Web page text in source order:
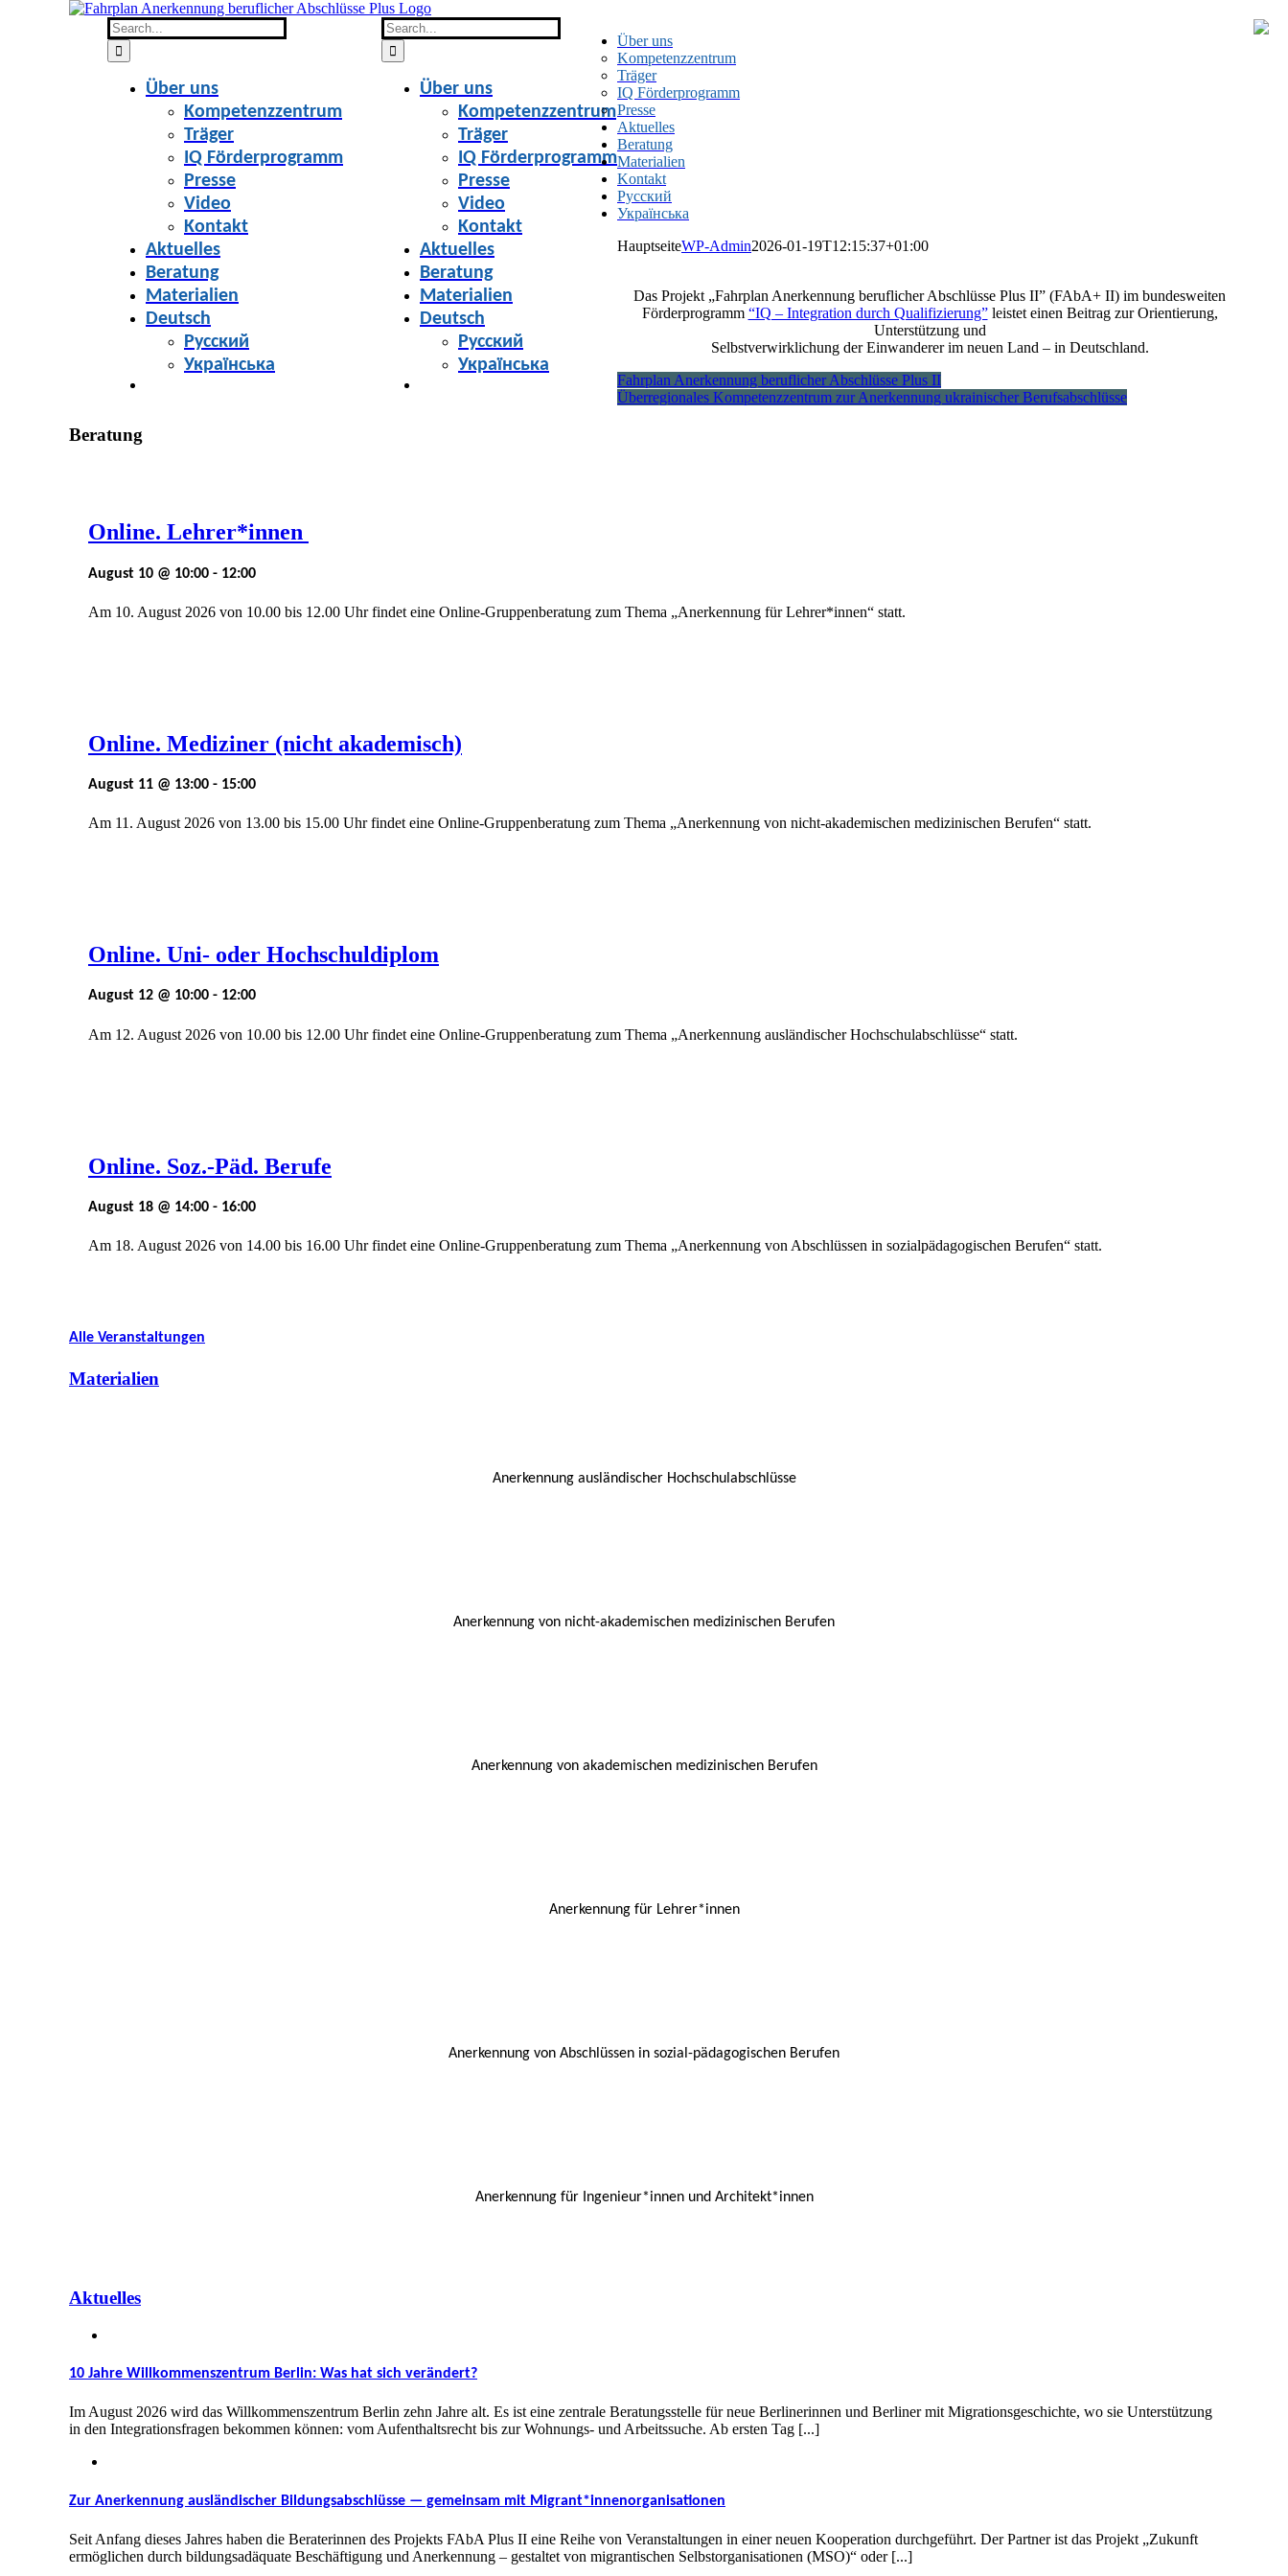
Skip
content
Search
for:
Über uns
Kompetenzzentrum
Träger
IQ Förderprogramm
Presse
Video
Kontakt
Aktuelles
Beratung
Materialien
Deutsch
Русский
Українська
Search
for:
Über uns
Kompetenzzentrum
Träger
IQ Förderprogramm
Presse
Video
Kontakt
Aktuelles
Beratung
Materialien
Deutsch
Русский
Українська
Über uns
Kompetenzzentrum
Träger
IQ Förderprogramm
Presse
Aktuelles
Beratung
Materialien
Kontakt
Русский
Українська
HauptseiteWP-Admin2026-01-19T12:15:37+01:00
Das Projekt „Fahrplan Anerkennung beruflicher Abschlüsse Plus II” (FAbA+ II) im bundesweiten
Förderprogramm “IQ – Integration durch Qualifizierung”leistet einen Beitrag zur Orientierung,
Unterstützung und
Selbstverwirklichung der Einwanderer im neuen Land – in Deutschland.
Fahrplan Anerkennung beruflicher Abschlüsse Plus II
Überregionales Kompetenzzentrum zur Anerkennung ukrainischer Berufsabschlüsse
Beratung
Online. Lehrer*innen
August 10 @ 10:00 - 12:00
Am 10. August 2026 von 10.00 bis 12.00 Uhr findet eine Online-Gruppenberatung zum Thema „Anerkennung für Lehrer*innen“ statt.
Online. Mediziner (nicht akademisch)
August 11 @ 13:00 - 15:00
Am 11. August 2026 von 13.00 bis 15.00 Uhr findet eine Online-Gruppenberatung zum Thema „Anerkennung von nicht-akademischen medizinischen Berufen“ statt.
Online. Uni- oder Hochschuldiplom
August 12 @ 10:00 - 12:00
Am 12. August 2026 von 10.00 bis 12.00 Uhr findet eine Online-Gruppenberatung zum Thema „Anerkennung ausländischer Hochschulabschlüsse“ statt.
Online. Soz.-Päd. Berufe
August 18 @ 14:00 - 16:00
Am 18. August 2026 von 14.00 bis 16.00 Uhr findet eine Online-Gruppenberatung zum Thema „Anerkennung von Abschlüssen in sozialpädagogischen Berufen“ statt.
Alle Veranstaltungen
Materialien
Anerkennung ausländischer Hochschulabschlüsse
Anerkennung von nicht-akademischen medizinischen Berufen
Anerkennung von akademischen medizinischen Berufen
Anerkennung für Lehrer*innen
Anerkennung von Abschlüssen in sozial-pädagogischen Berufen
Anerkennung für Ingenieur*innen und Architekt*innen
Aktuelles
10 Jahre Willkommenszentrum Berlin: Was hat sich verändert?
Im August 2026 wird das Willkommenszentrum Berlin zehn Jahre alt. Es ist eine zentrale Beratungsstelle für neue Berlinerinnen und Berliner mit Migrationsgeschichte, wo sie Unterstützung
in den Integrationsfragen bekommen können: vom Aufenthaltsrecht bis zur Wohnungs- und Arbeitssuche. Ab ersten Tag [...]
Zur Anerkennung ausländischer Bildungsabschlüsse — gemeinsam mit Migrant*innenorganisationen
Seit Anfang dieses Jahres haben die Beraterinnen des Projekts FAbA Plus II eine Reihe von Veranstaltungen in einer neuen Kooperation durchgeführt. Der Partner ist das Projekt „Zukunft
ermöglichen durch bildungsadäquate Beschäftigung und Anerkennung – gestaltet von migrantischen Selbstorganisationen (MSO)“ oder [...]